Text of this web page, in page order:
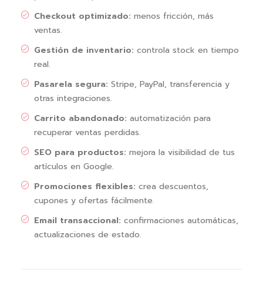
Checkout optimizado: menos fricción, más
ventas.
Gestión de inventario: controla stock en tiempo
real.
Pasarela segura: Stripe, PayPal, transferencia y
otras integraciones.
Carrito abandonado: automatización para
recuperar ventas perdidas.
SEO para productos: mejora la visibilidad de tus
artículos en Google.
Promociones flexibles: crea descuentos,
cupones y ofertas fácilmente.
Email transaccional: confirmaciones automáticas,
actualizaciones de estado.